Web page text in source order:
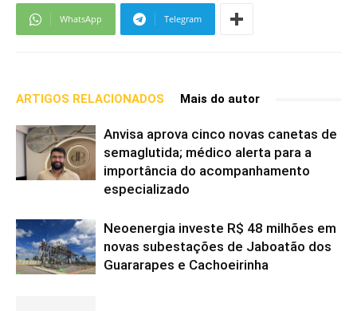
WhatsApp Telegram
ARTIGOS RELACIONADOS Mais do autor
Anvisa aprova cinco novas canetas de
semaglutida; médico alerta para a
importância do acompanhamento
especializado
Neoenergia investe R$ 48 milhões em
novas subestações de Jaboatão dos
Guararapes e Cachoeirinha